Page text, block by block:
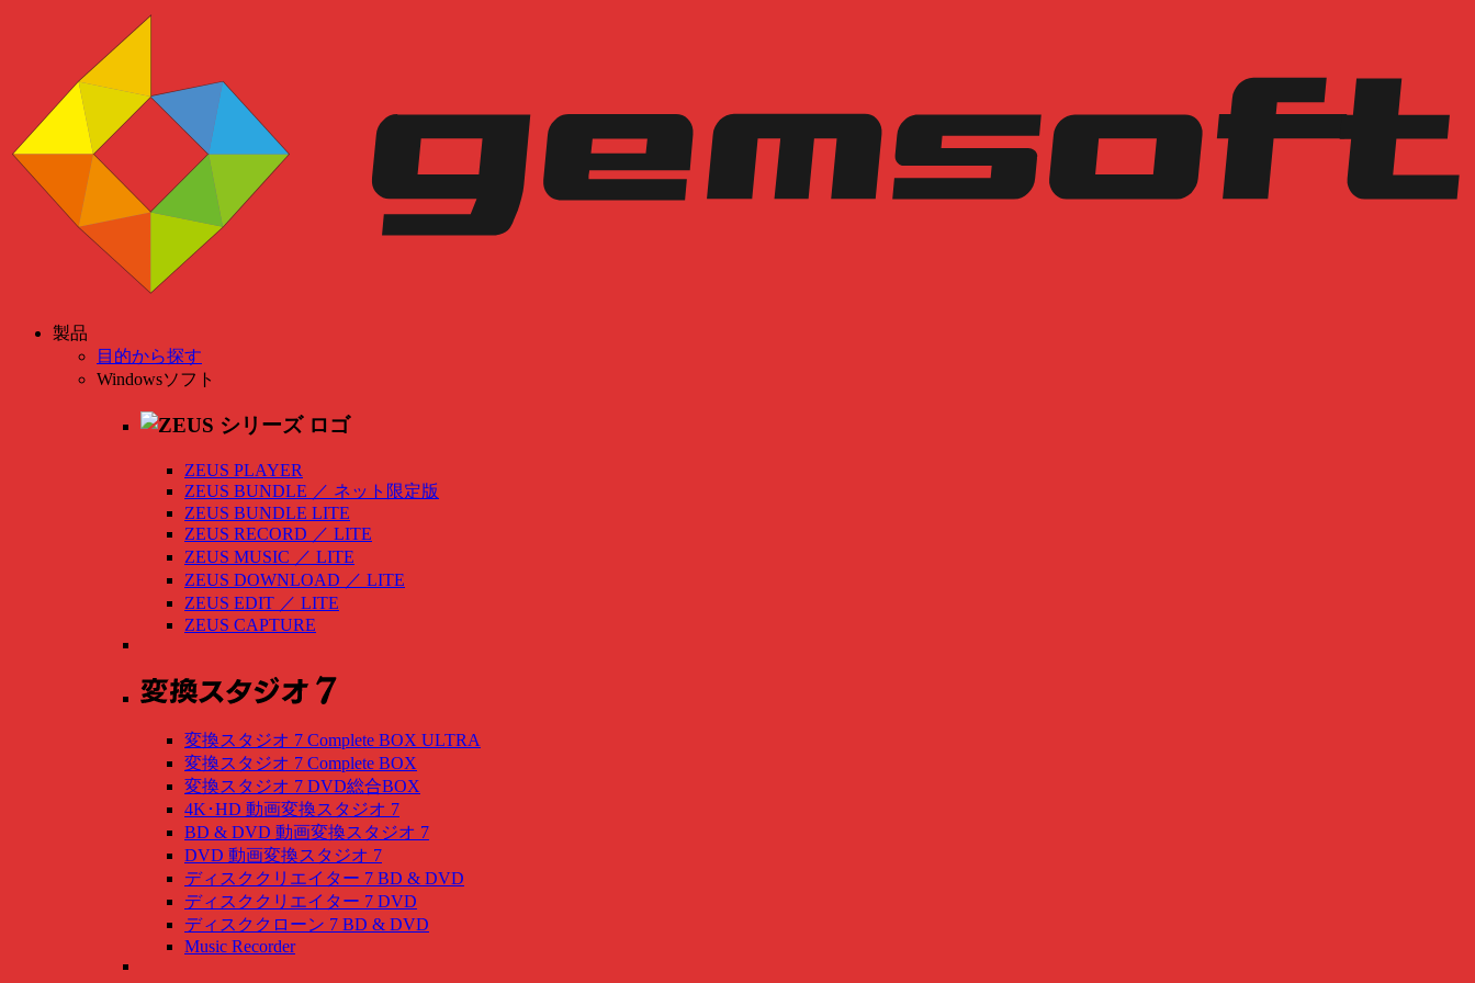
製品
目的から探す
Windowsソフト
ZEUS PLAYER
ZEUS BUNDLE ／ ネット限定版
ZEUS BUNDLE LITE
ZEUS RECORD ／ LITE
ZEUS MUSIC ／ LITE
ZEUS DOWNLOAD ／ LITE
ZEUS EDIT ／ LITE
ZEUS CAPTURE
変換スタジオ 7 Complete BOX ULTRA
変換スタジオ 7 Complete BOX
変換スタジオ 7 DVD総合BOX
4K･HD 動画変換スタジオ 7
BD & DVD 動画変換スタジオ 7
DVD 動画変換スタジオ 7
ディスククリエイター 7 BD & DVD
ディスククリエイター 7 DVD
ディスククローン 7 BD & DVD
Music Recorder